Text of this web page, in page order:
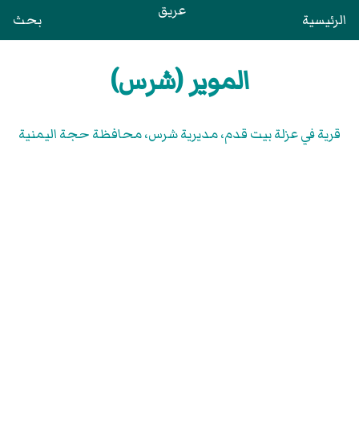
الرئيسية عريق بحث
الموير (شرس)
قرية في عزلة بيت قدم، مديرية شرس، محافظة حجة اليمنية